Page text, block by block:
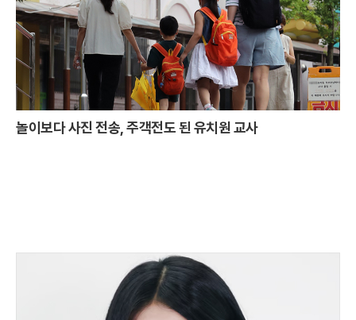
놀이보다 사진 전송, 주객전도 된 유치원 교사